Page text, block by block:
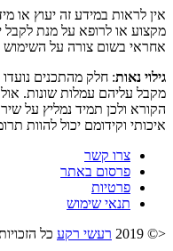
אין לראות במידע זה יעוץ או
מקצוע או לרופא על מנת לקבל
אחראי בשום צורה על השימוש
גילוי נאות: חלק מהתכנים נועדו
מקבל עליהם עמלות שונות.
הקורא ולכן תמיד נמליץ על
איכותי וקידומם יכול להוות
צרו קשר
פרסום באתר
פרטיות
תנאי שימוש
<© 2019
רעשי רקע כל